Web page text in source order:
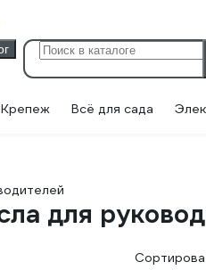
Крепеж Всё для сада
для